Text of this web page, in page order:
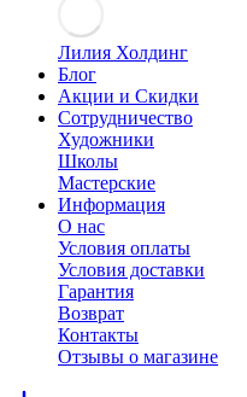
Лилия Холдинг
Блог
Акции и Скидки
Сотрудничество
Художники
Школы
Мастерские
Информация
О нас
Условия оплаты
Условия доставки
Гарантия
Возврат
Контакты
Отзывы о магазине